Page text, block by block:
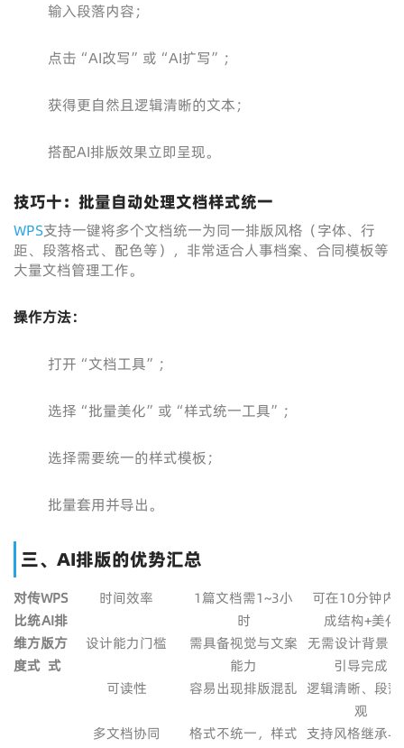
输入段落内容；
点击“AI改写”或“AI扩写”；
获得更自然且逻辑清晰的文本；
搭配AI排版效果立即呈现。
技巧十：批量自动处理文档样式统一
WPS支持一键将多个文档统一为同一排版风格（字体、行
距、段落格式、配色等），非常适合人事档案、合同模板等
大量文档管理工作。
操作方法：
打开“文档工具”；
选择“批量美化”或“样式统一工具”；
选择需要统一的样式模板；
批量套用并导出。
三、AI排版的优势汇总
对
比
维
度
传
统
方
式
WPS
AI排
版方
式
时间效率
1篇文档需1~3小
时
可在10分钟内
成结构+美化
设计能力门槛
需具备视觉与文案
能力
无需设计背景
引导完成
可读性
容易出现排版混乱 逻辑清晰、段
观
多文档协同
格式不统一，样式 支持风格继承